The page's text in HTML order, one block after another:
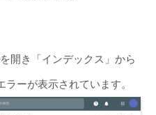
を開き「インデックス」から
ラーが表示されています。